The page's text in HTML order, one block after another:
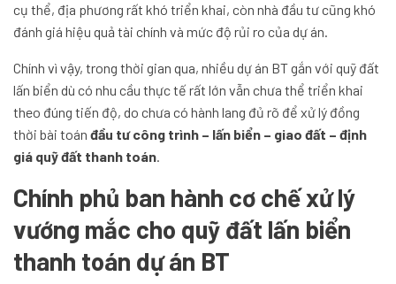
cụ thể, địa phương rất khó triển khai, còn nhà đầu tư cũng khó
đánh giá hiệu quả tài chính và mức độ rủi ro của dự án.
Chính vì vậy, trong thời gian qua, nhiều dự án BT gắn với quỹ đất
lấn biển dù có nhu cầu thực tế rất lớn vẫn chưa thể triển khai
theo đúng tiến độ, do chưa có hành lang đủ rõ để xử lý đồng
thời bài toán đầu tư công trình – lấn biển – giao đất – định
giá quỹ đất thanh toán.
Chính phủ ban hành cơ chế xử lý
vướng mắc cho quỹ đất lấn biển
thanh toán dự án BT